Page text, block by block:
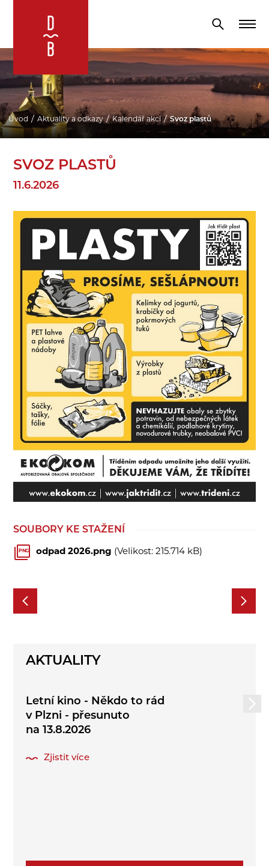
Úvod Aktuality a odkazy Kalendář akcí Svoz plastů
SVOZ PLASTŮ
11.6.2026
SOUBORY KE STAŽENÍ
PNG odpad 2026.png (Velikost: 215.714 kB)
AKTUALITY
Letní kino - Někdo to rád
v Plzni - přesunuto
na 13.8.2026
Zjistit více